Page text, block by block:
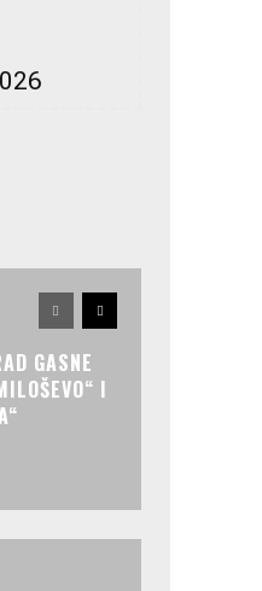
GASNE
I